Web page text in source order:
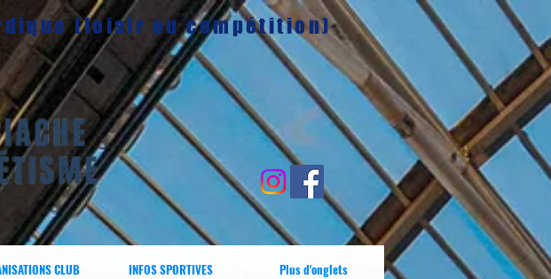
(loisir ou compétition)
CLUB INFOS SPORTIVES Plus d'onglets